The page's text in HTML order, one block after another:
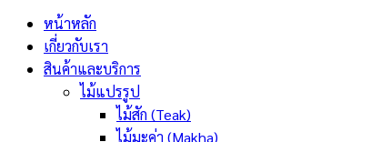
หน้าหลัก
เกี่ยวกับเรา
สินค้าและบริการ
ไม้แปรรูป
ไม้สัก (Teak)
ไม้มะค่า (Makha)